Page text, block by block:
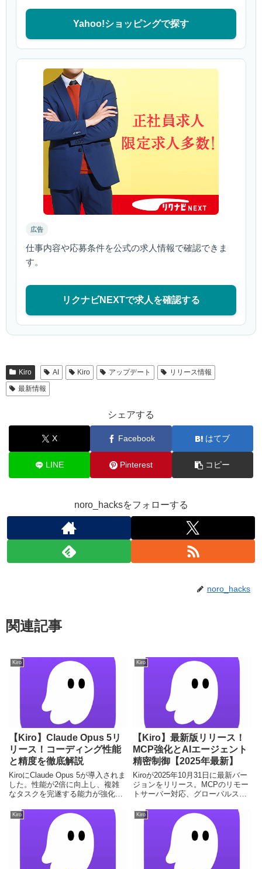
Yahoo!ショッピングで探す
広告
仕事内容や応募条件を公式の求人情報で確認できま
す。
リクナビNEXTで求人を確認する
Kiro AI Kiro アップデート
リリース情報
最新情報
シェアする
X Facebook はてブ
LINE Pinterest コピー
noro_hacksをフォローする
noro_hacks
関連記事
Kiro
【Kiro】Claude Opus 5リ
リース！コーディング性能
と精度を徹底解説
KiroにClaude Opus 5が導入されま
した。性能が2倍に向上し、複雑
なタスクを完遂する能力が強化。
アップデートの詳細を解説しま
す。
Kiro
【Kiro】最新版リリース！
MCP強化とAIエージェント
精密制御【2025年最新】
Kiroが2025年10月31日に最新バー
ジョンをリリース。MCPのリモー
トサーバー対応、グローバルステ
ントの精密なファイルコンテキス
ト指定など、AI開発の効率と精度
を飛躍的に向上させる新機能が満
Kiro Kiro